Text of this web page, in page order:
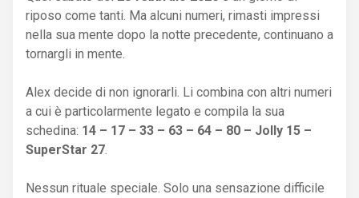
riposo come tanti. Ma alcuni numeri, rimasti impressi
nella sua mente dopo la notte precedente, continuano a
tornargli in mente.
Alex decide di non ignorarli. Li combina con altri numeri
a cui è particolarmente legato e compila la sua
schedina: 14 – 17 – 33 – 63 – 64 – 80 – Jolly 15 –
SuperStar 27
Nessun rituale speciale. Solo una sensazione difficile